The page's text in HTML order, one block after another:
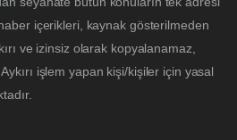
içerikleri, kaynak gösterilmeden
ve izinsiz olarak kopyalanamaz,
işlem yapan kişi/kişiler için yasal